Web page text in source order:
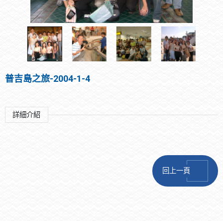
普吉島之旅-2004-1-4
詳細介紹
回上一頁